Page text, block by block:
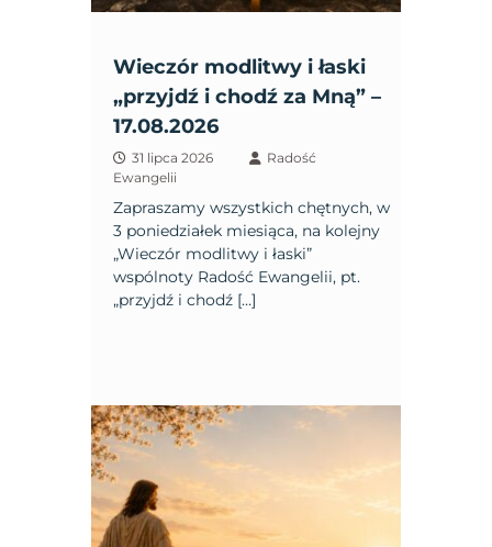
Wieczór modlitwy i łaski
„przyjdź i chodź za Mną” –
17.08.2026
31 lipca 2026
Radość
Ewangelii
Zapraszamy wszystkich chętnych, w
3 poniedziałek miesiąca, na kolejny
„Wieczór modlitwy i łaski”
wspólnoty Radość Ewangelii, pt.
„przyjdź i chodź […]